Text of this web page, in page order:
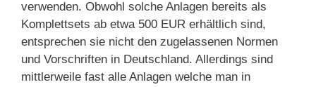
verwenden. Obwohl solche Anlagen bereits als
Komplettsets ab etwa 500 EUR erhältlich sind,
entsprechen sie nicht den zugelassenen Normen
und Vorschriften in Deutschland. Allerdings sind
mittlerweile fast alle Anlagen welche man in